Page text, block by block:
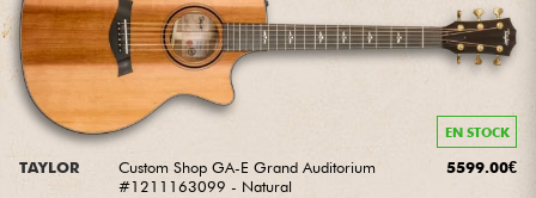
EN STOCK
TAYLOR
Custom Shop GA-E Grand Auditorium
#1211163099 - Natural
5599.00€